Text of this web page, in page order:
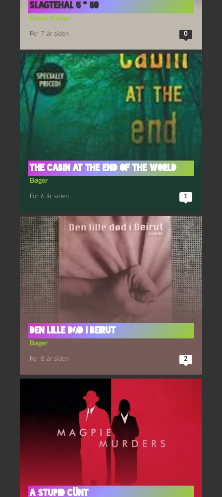
Slagtehal 5 * 50
Bøger, Hygge
For 7 år siden 0
The Cabin at the End of the World
Bøger
For 6 år siden 1
Den lille død i Beirut
Bøger
For 8 år siden 2
A stupid cünt